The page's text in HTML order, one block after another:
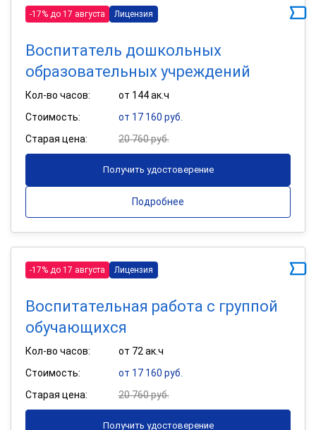
-17% до 17 августа Лицензия
Воспитатель дошкольных
образовательных учреждений
Кол-во часов:
от 144 ак.ч
Стоимость:
от 17 160 руб.
Старая цена:
20 760 руб.
Получить удостоверение
Подробнее
-17% до 17 августа Лицензия
Воспитательная работа с группой
обучающихся
Кол-во часов:
от 72 ак.ч
Стоимость:
от 17 160 руб.
Старая цена:
20 760 руб.
Получить удостоверение